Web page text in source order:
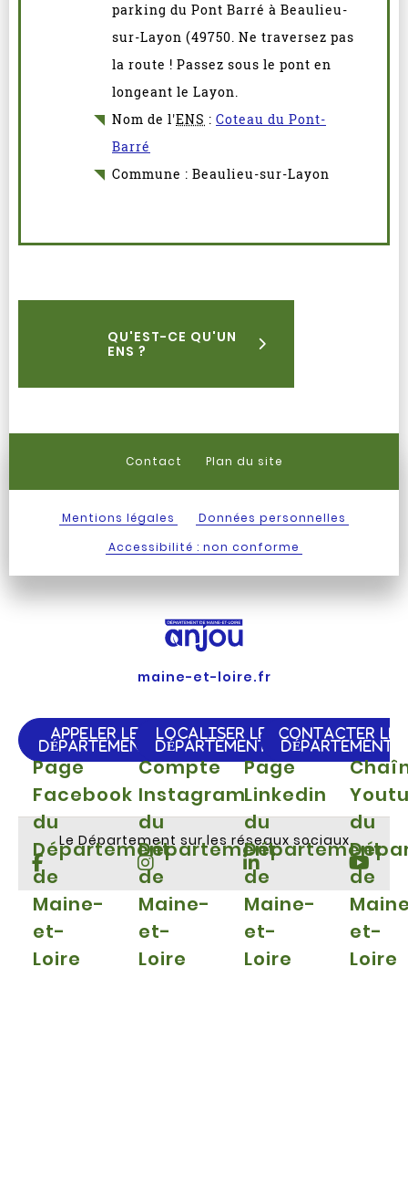
parking du Pont Barré à Beaulieu-
sur-Layon (49750. Ne traversez pas
la route ! Passez sous le pont en
longeant le Layon.
Nom de l'ENS : Coteau du Pont-
Barré
Commune : Beaulieu-sur-Layon
QU'EST-CE QU'UN
ENS ?
Contact Plan du site
Mentions légales
Données personnelles
Accessibilité : non conforme
maine-et-loire.fr
APPELER LE
DÉPARTEMENT
LOCALISER LE
DÉPARTEMENT
CONTACTER LE
DÉPARTEMENT
Le Département sur les réseaux sociaux
Page
Facebook
du
Département
de
Maine-
et-
Loire
Compte
Instagram
du
Département
de
Maine-
et-
Loire
Page
Linkedin
du
Département
de
Maine-
et-
Loire
du
de
et-
Loire